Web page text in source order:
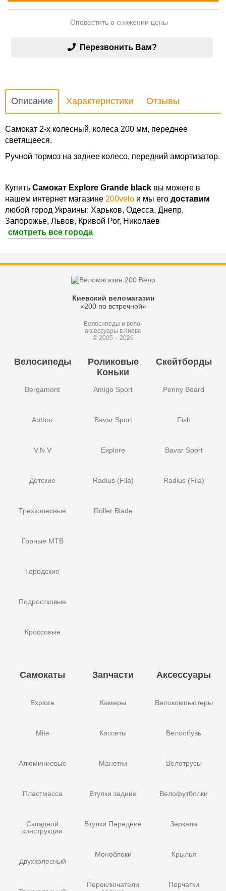
Оповестить о снижении цены
Перезвонить Вам?
Описание Характеристики Отзывы
Самокат 2-х колесный, колеса 200 мм, переднее
светящееся.
Ручной тормоз на заднее колесо, передний амортизатор.
Купить Самокат Explore Grande black вы можете в
нашем интернет магазине 200velo и мы его доставим
любой город Украины: Харьков, Одесса, Днепр,
Запорожье, Львов, Кривой Рог, Николаев
смотреть все города
Киевский веломагазин
«200 по встречной»
Велосипеды и вело-
аксессуары в Киеве
© 2005 – 2026
Велосипеды
Bergamont
Author
V.N.V
Детские
Трехколесные
Горные MTB
Городские
Подростковые
Кроссовые
Роликовые
Коньки
Amigo Sport
Bavar Sport
Explore
Radius (Fila)
Roller Blade
Скейтборды
Penny Board
Fish
Bavar Sport
Radius (Fila)
Самокаты
Explore
Mite
Алюминиевые
Пластмасса
Складной
конструкции
Двухколесный
Запчасти
Камеры
Кассеты
Манетки
Втулки задние
Втулки Передние
Моноблоки
Переключатели
Аксессуары
Велокомпьютеры
Велообувь
Велотрусы
Велофутболки
Зеркала
Крылья
Перчатки